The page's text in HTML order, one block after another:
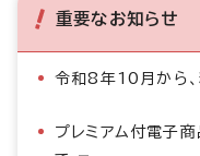
重要なお知らせ
令和8年10月から
プレミアム付電子